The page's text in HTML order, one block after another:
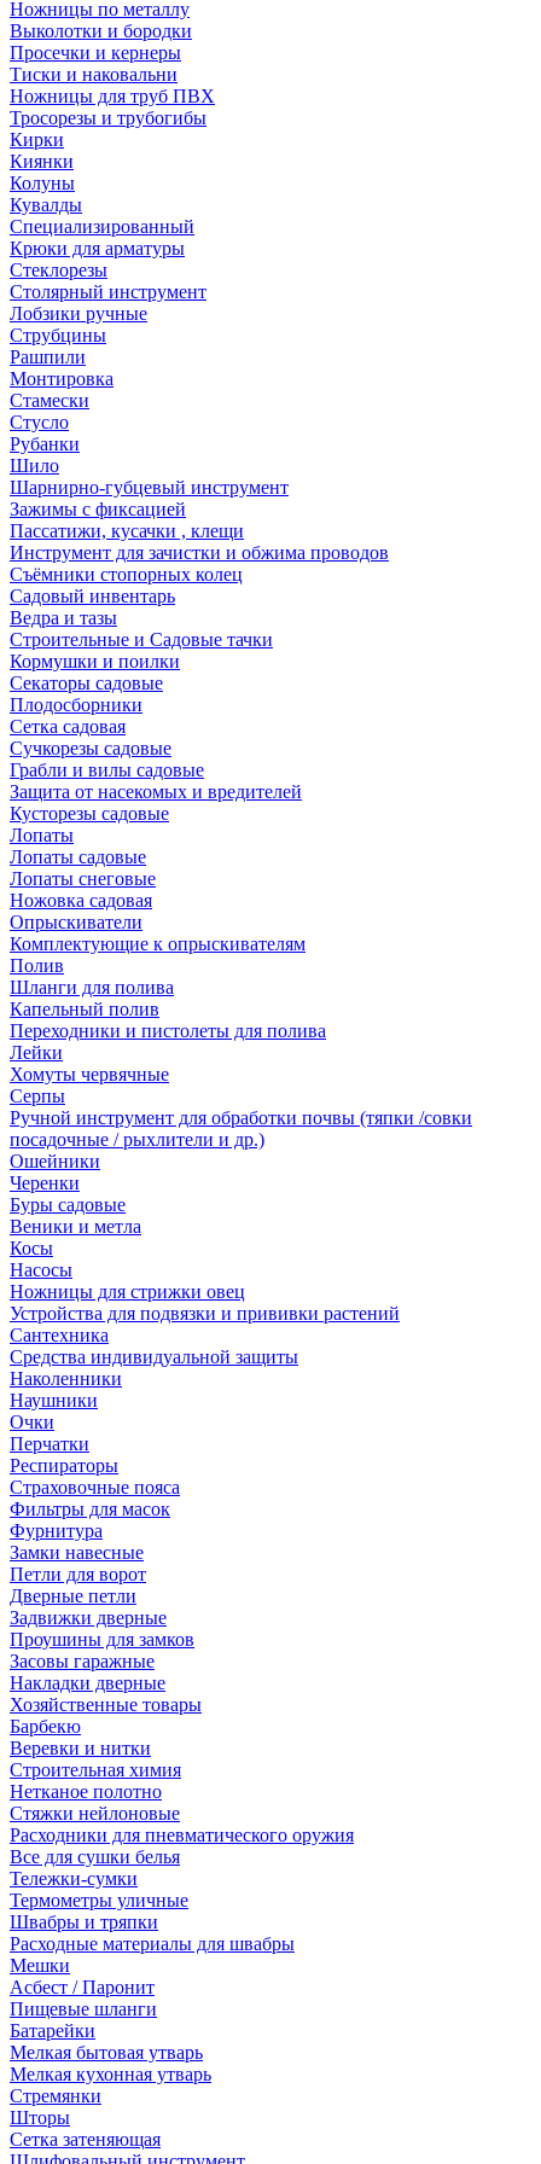
Ножницы по металлу
Выколотки и бородки
Просечки и кернеры
Тиски и наковальни
Ножницы для труб ПВХ
Тросорезы и трубогибы
Кирки
Киянки
Колуны
Кувалды
Специализированный
Крюки для арматуры
Стеклорезы
Столярный инструмент
Лобзики ручные
Струбцины
Рашпили
Монтировка
Стамески
Стусло
Рубанки
Шило
Шарнирно-губцевый инструмент
Зажимы с фиксацией
Пассатижи, кусачки , клещи
Инструмент для зачистки и обжима проводов
Съёмники стопорных колец
Садовый инвентарь
Ведра и тазы
Строительные и Садовые тачки
Кормушки и поилки
Секаторы садовые
Плодосборники
Сетка садовая
Сучкорезы садовые
Грабли и вилы садовые
Защита от насекомых и вредителей
Кусторезы садовые
Лопаты
Лопаты садовые
Лопаты снеговые
Ножовка садовая
Опрыскиватели
Комплектующие к опрыскивателям
Полив
Шланги для полива
Капельный полив
Переходники и пистолеты для полива
Лейки
Хомуты червячные
Серпы
Ручной инструмент для обработки почвы (тяпки /совки
посадочные / рыхлители и др.)
Ошейники
Черенки
Буры садовые
Веники и метла
Косы
Насосы
Ножницы для стрижки овец
Устройства для подвязки и прививки растений
Сантехника
Средства индивидуальной защиты
Наколенники
Наушники
Очки
Перчатки
Респираторы
Страховочные пояса
Фильтры для масок
Фурнитура
Замки навесные
Петли для ворот
Дверные петли
Задвижки дверные
Проушины для замков
Засовы гаражные
Накладки дверные
Хозяйственные товары
Барбекю
Веревки и нитки
Строительная химия
Нетканое полотно
Стяжки нейлоновые
Расходники для пневматического оружия
Все для сушки белья
Тележки-сумки
Термометры уличные
Швабры и тряпки
Расходные материалы для швабры
Мешки
Асбест / Паронит
Пищевые шланги
Батарейки
Мелкая бытовая утварь
Мелкая кухонная утварь
Стремянки
Шторы
Сетка затеняющая